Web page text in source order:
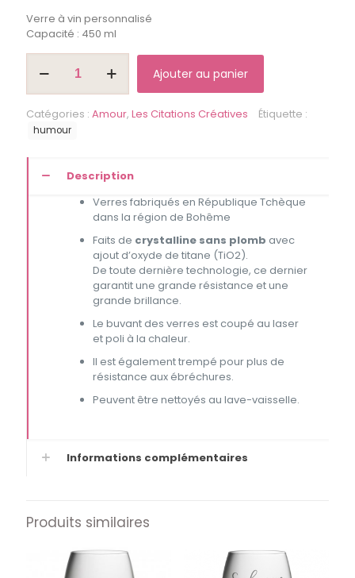
Verre à vin personnalisé
Capacité : 450 ml
Je
sais
ou
chemin
Ajouter au panier
Catégories : Amour, Les Citations Créatives Étiquette :
humour
Description
Verres fabriqués en République Tchèque
dans la région de Bohême
Faits de crystalline sans plomb avec
ajout d’oxyde de titane (TiO2).
De toute dernière technologie, ce dernier
garantit une grande résistance et une
grande brillance.
Le buvant des verres est coupé au laser
et poli à la chaleur.
Il est également trempé pour plus de
résistance aux ébréchures.
Peuvent être nettoyés au lave-vaisselle.
Informations complémentaires
Produits similaires